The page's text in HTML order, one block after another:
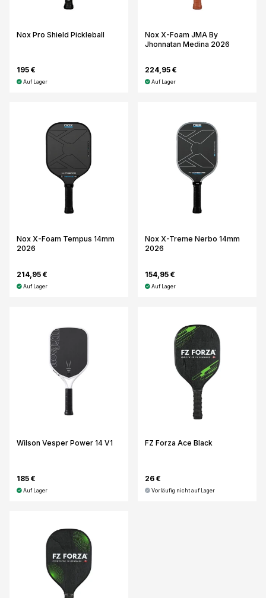
Nox Pro Shield Pickleball
195 €
Auf Lager
Nox X-Foam JMA By
Jhonnatan Medina 2026
224,95 €
Auf Lager
Nox X-Foam Tempus 14mm
2026
214,95 €
Auf Lager
Nox X-Treme Nerbo 14mm
2026
154,95 €
Auf Lager
Wilson Vesper Power 14 V1
185 €
Auf Lager
FZ Forza Ace Black
26 €
Vorläufig nicht auf Lager